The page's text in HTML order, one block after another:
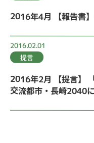
2016年4月 【報告書
2016.02.01
提言
2016年2月 【提言】
交流都市・長崎2040